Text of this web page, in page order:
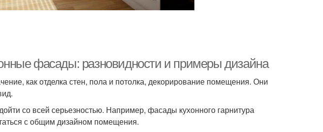
фасады: разновидности и примеры дизайна
как отделка стен, пола и потолка, декорирование помещения. Они
со всей серьезностью. Например, фасады кухонного гарнитура
с общим дизайном помещения.